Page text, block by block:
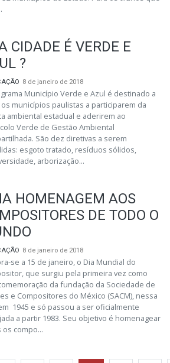
CIDADE É VERDE E
?
8 de janeiro de 2018
Município Verde e Azul é destinado a
municípios paulistas a participarem da
ambiental estadual e aderirem ao
Verde de Gestão Ambiental
São dez diretivas a serem
esgoto tratado, resíduos sólidos,
arborização...
HOMENAGEM AOS
DE TODO O
8 de janeiro de 2018
se a 15 de janeiro, o Dia Mundial do
que surgiu pela primeira vez como
da fundação da Sociedade de
e Compositores do México (SACM), nessa
1945 e só passou a ser oficialmente
a partir 1983. Seu objetivo é homenagear
compo...